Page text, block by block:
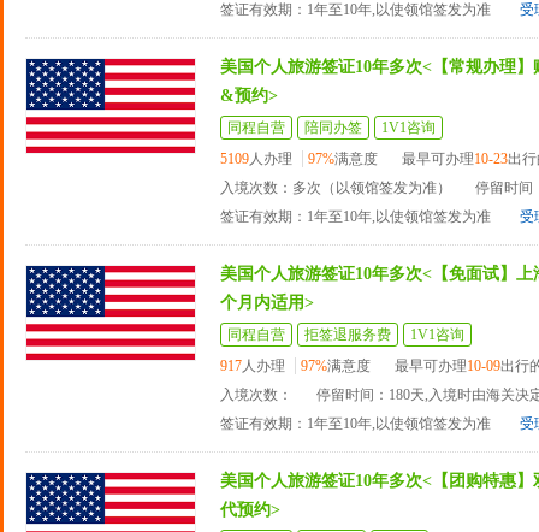
签证有效期：1年至10年,以使领馆签发为准
受
美国个人旅游签证10年多次<【常规办理
&预约>
同程自营 陪同办签
1V1咨询
5109人办理 97%满意度 最早可办理10-23出
入境次数：多次（以领馆签发为准）
停留时间
签证有效期：1年至10年,以使领馆签发为准
受
美国个人旅游签证10年多次<【免面试】
个月内适用>
同程自营 拒签退服务费
1V1咨询
917人办理 97%满意度 最早可办理10-09出行
入境次数：
停留时间：180天,入境时由海关决
签证有效期：1年至10年,以使领馆签发为准
受
美国个人旅游签证10年多次<【团购特惠
代预约>